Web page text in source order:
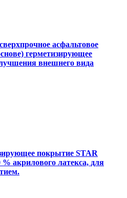
асфальтовое
герметизирующее
внешнего вида
покрытие STAR
акрилового латекса, для